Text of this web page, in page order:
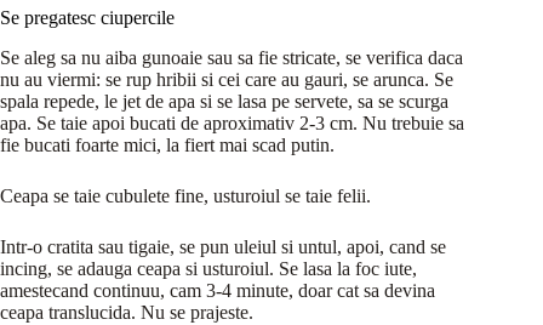
Se pregatesc ciupercile
Se aleg sa nu aiba gunoaie sau sa fie stricate, se verifica daca
nu au viermi: se rup hribii si cei care au gauri, se arunca. Se
spala repede, le jet de apa si se lasa pe servete, sa se scurga
apa. Se taie apoi bucati de aproximativ 2-3 cm. Nu trebuie sa
fie bucati foarte mici, la fiert mai scad putin.
Ceapa se taie cubulete fine, usturoiul se taie felii.
Intr-o cratita sau tigaie, se pun uleiul si untul, apoi, cand se
incing, se adauga ceapa si usturoiul. Se lasa la foc iute,
amestecand continuu, cam 3-4 minute, doar cat sa devina
ceapa translucida. Nu se prajeste.